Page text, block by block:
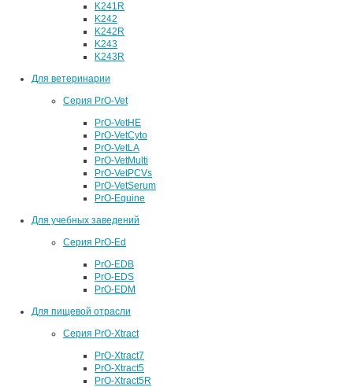
K241R
K242
K242R
K243
K243R
Для ветеринарии
Серия PrO-Vet
PrO-VetHE
PrO-VetCyto
PrO-VetLA
PrO-VetMulti
PrO-VetPCVs
PrO-VetSerum
PrO-Equine
Для учебных заведений
Серия PrO-Ed
PrO-EDB
PrO-EDS
PrO-EDM
Для пищевой отрасли
Серия PrO-Xtract
PrO-Xtract7
PrO-Xtract5
PrO-Xtract5R